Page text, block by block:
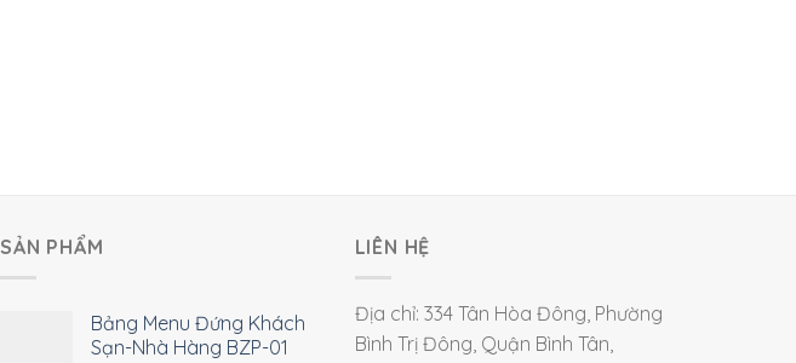
SẢN PHẨM
Bảng Menu Đứng Khách
Sạn-Nhà Hàng BZP-01
LIÊN HỆ
Địa chỉ: 334 Tân Hòa Đông, Phường
Bình Trị Đông, Quận Bình Tân,